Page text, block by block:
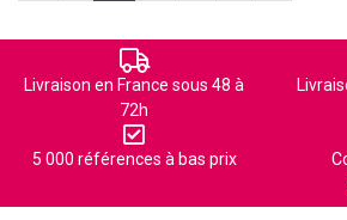
Livraison en France sous 48 à
72h
5 000 références à bas prix